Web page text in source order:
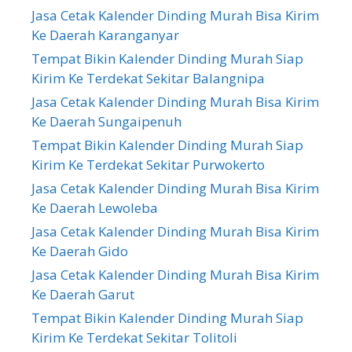
Jasa Cetak Kalender Dinding Murah Bisa Kirim
Ke Daerah Karanganyar
Tempat Bikin Kalender Dinding Murah Siap
Kirim Ke Terdekat Sekitar Balangnipa
Jasa Cetak Kalender Dinding Murah Bisa Kirim
Ke Daerah Sungaipenuh
Tempat Bikin Kalender Dinding Murah Siap
Kirim Ke Terdekat Sekitar Purwokerto
Jasa Cetak Kalender Dinding Murah Bisa Kirim
Ke Daerah Lewoleba
Jasa Cetak Kalender Dinding Murah Bisa Kirim
Ke Daerah Gido
Jasa Cetak Kalender Dinding Murah Bisa Kirim
Ke Daerah Garut
Tempat Bikin Kalender Dinding Murah Siap
Kirim Ke Terdekat Sekitar Tolitoli